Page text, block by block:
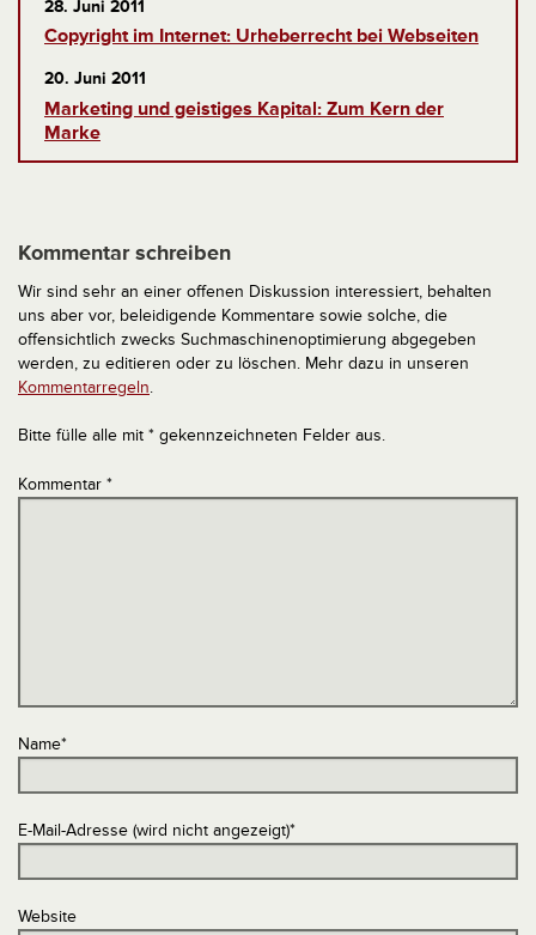
28. Juni 2011
Copyright im Internet: Urheberrecht bei Webseiten
20. Juni 2011
Marketing und geistiges Kapital: Zum Kern der
Marke
Kommentar schreiben
Wir sind sehr an einer offenen Diskussion interessiert, behalten
uns aber vor, beleidigende Kommentare sowie solche, die
offensichtlich zwecks Suchmaschinenoptimierung abgegeben
werden, zu editieren oder zu löschen. Mehr dazu in unseren
Kommentarregeln.
Bitte fülle alle mit * gekennzeichneten Felder aus.
Kommentar *
Name*
E-Mail-Adresse (wird nicht angezeigt)*
Website